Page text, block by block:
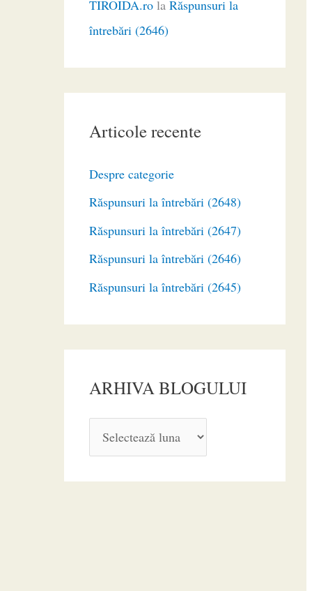
TIROIDA.ro la Răspunsuri la
întrebări (2646)
Articole recente
Despre categorie
Răspunsuri la întrebări (2648)
Răspunsuri la întrebări (2647)
Răspunsuri la întrebări (2646)
Răspunsuri la întrebări (2645)
ARHIVA BLOGULUI
R
H